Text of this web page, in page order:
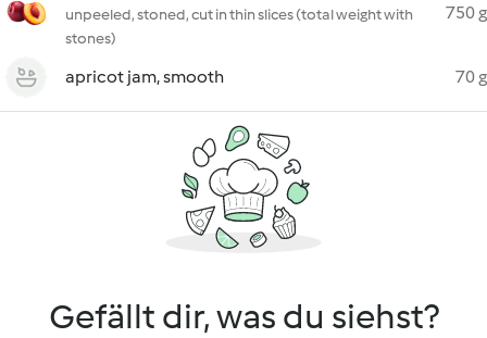
unpeeled, stoned, cut in thin slices (total weight with
stones)
750 g
apricot jam, smooth 70 g
Gefällt dir, was du siehst?